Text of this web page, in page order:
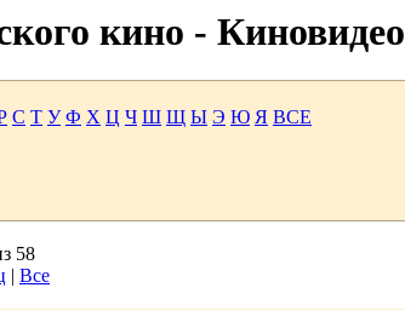
кино -
С Т У Ф Х Ц Ч Ш Щ Ы Э Ю Я ВСЕ
58
| Все